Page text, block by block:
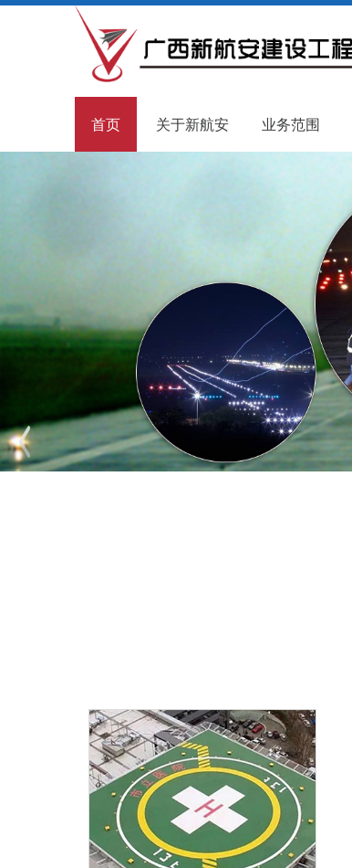
首页 关于新航安 业务范围